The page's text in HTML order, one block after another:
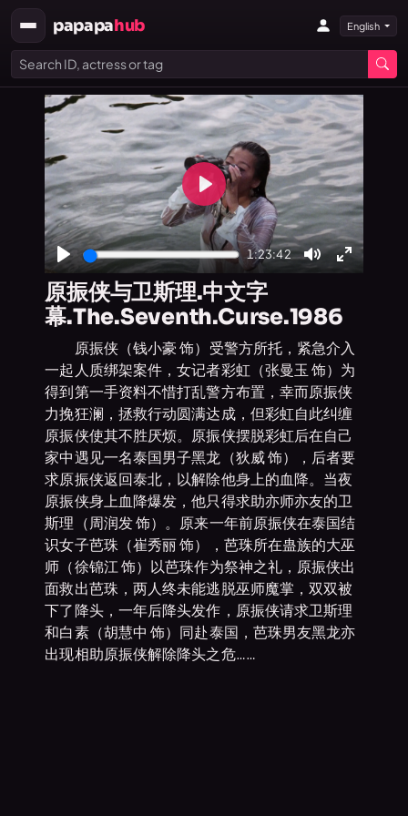
papapahub English
Play
1:23:42
MuteEnter
Play
原振侠与卫斯理.中文字
幕.The.Seventh.Curse.1986
原振侠（钱小豪 饰）受警方所托，紧急介入
一起人质绑架案件，女记者彩虹（张曼玉 饰）为
得到第一手资料不惜打乱警方布置，幸而原振侠
力挽狂澜，拯救行动圆满达成，但彩虹自此纠缠
原振侠使其不胜厌烦。原振侠摆脱彩虹后在自己
家中遇见一名泰国男子黑龙（狄威 饰），后者要
求原振侠返回泰北，以解除他身上的血降。当夜
原振侠身上血降爆发，他只得求助亦师亦友的卫
斯理（周润发 饰）。原来一年前原振侠在泰国结
识女子芭珠（崔秀丽 饰），芭珠所在蛊族的大巫
师（徐锦江 饰）以芭珠作为祭神之礼，原振侠出
面救出芭珠，两人终未能逃脱巫师魔掌，双双被
下了降头，一年后降头发作，原振侠请求卫斯理
和白素（胡慧中 饰）同赴泰国，芭珠男友黑龙亦
出现相助原振侠解除降头之危……